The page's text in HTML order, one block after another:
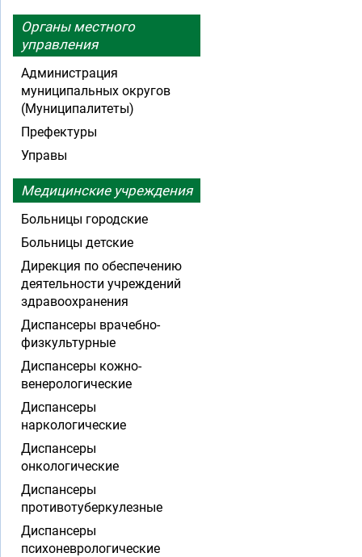
Органы местного
управления
Администрация
муниципальных округов
(Муниципалитеты)
Префектуры
Управы
Медицинские учреждения
Больницы городские
Больницы детские
Дирекция по обеспечению
деятельности учреждений
здравоохранения
Диспансеры врачебно-
физкультурные
Диспансеры кожно-
венерологические
Диспансеры
наркологические
Диспансеры
онкологические
Диспансеры
противотуберкулезные
Диспансеры
психоневрологические